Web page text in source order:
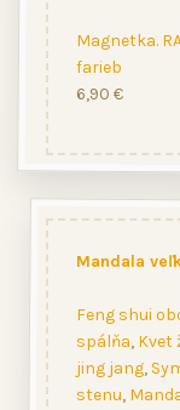
Magnetka.
farieb
6,90 €
Mandala
Feng shui
spálňa, Kvet
jing jang,
stenu,